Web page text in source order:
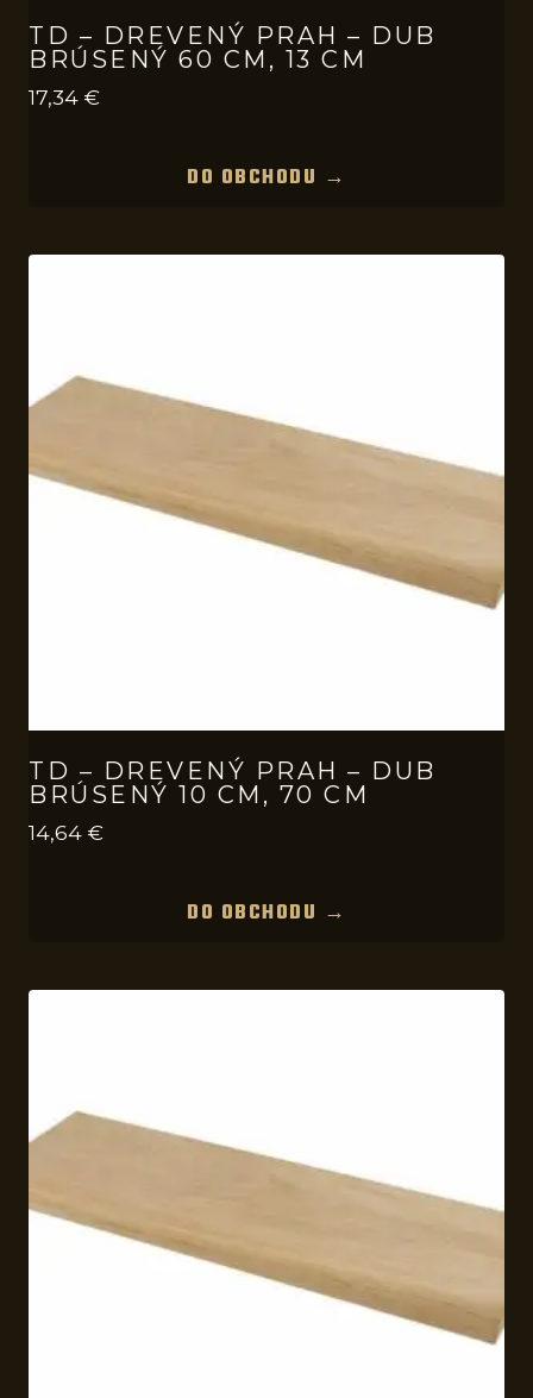
TD – DREVENÝ PRAH – DUB
BRÚSENÝ 60 CM, 13 CM
17,34 €
DO OBCHODU →
TD – DREVENÝ PRAH – DUB
BRÚSENÝ 10 CM, 70 CM
14,64 €
DO OBCHODU →